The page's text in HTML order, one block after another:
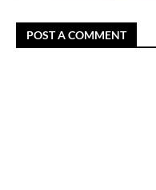
POST A COMMENT